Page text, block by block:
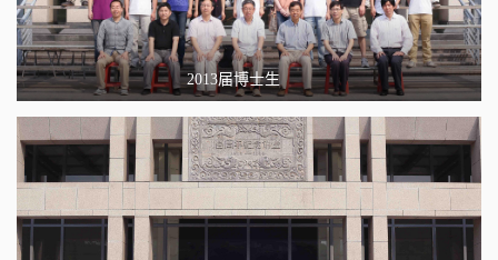
2013届博士生